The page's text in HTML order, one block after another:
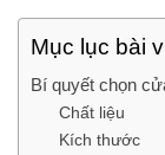
Mục lục bài
Bí quyết chọn
Chất liệu
Kích thước